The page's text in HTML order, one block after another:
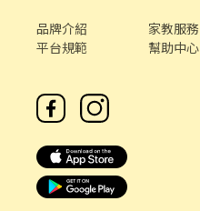
品牌介紹 家教服務
平台規範
幫助中心